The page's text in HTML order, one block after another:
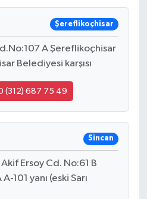
Şereflikoçhisar
A Şereflikoçhisar
Belediyesi karşısı
(312) 687 75 49
Sincan
Ersoy Cd. No:61 B
101 yanı (eski Sarı